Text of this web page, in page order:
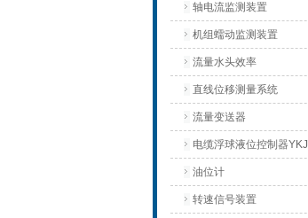
轴电流监测装置
机组蠕动监测装置
流量水头效率
直线位移测量系统
流量变送器
电缆浮球液位控制器YKJ
油位计
转速信号装置